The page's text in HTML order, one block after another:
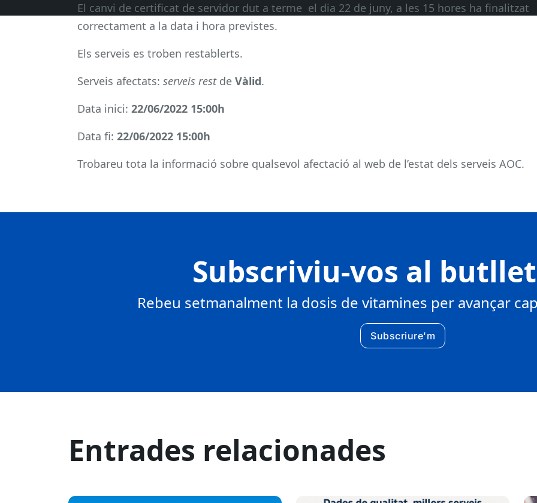
El canvi de certificat de servidor dut a terme el dia 22 de juny, a les 15 hores ha finalitzat
correctament a la data i hora previstes.
Els serveis es troben restablerts.
Serveis afectats: serveis restde Vàlid.
Data inici: 22/06/2022 15:00h
Data fi: 22/06/2022 15:00h
Trobareu tota la informació sobre qualsevol afectació al web de l’estat dels serveis AOC.
Subscriviu-vos al
Rebeu setmanalment la dosis de vitamines per avançar
Subscriure'm
Entrades relacionades